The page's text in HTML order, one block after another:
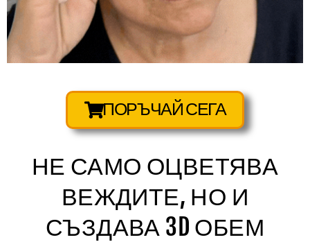
ПОРЪЧАЙ СЕГА
НЕ САМО ОЦВЕТЯВА
ВЕЖДИТЕ, НО И
СЪЗДАВА 3D ОБЕМ